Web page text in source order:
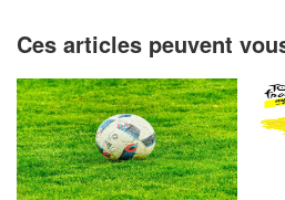
Ces articles peuvent